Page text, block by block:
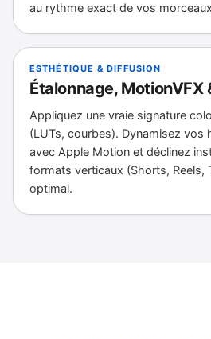
au rythme exact de vos
ESTHÉTIQUE & DIFFUSION
Étalonnage, MotionVFX
Appliquez une vraie signature
(LUTs, courbes). Dynamisez vos
avec Apple Motion et déclinez
formats verticaux (Shorts, Reels,
optimal.